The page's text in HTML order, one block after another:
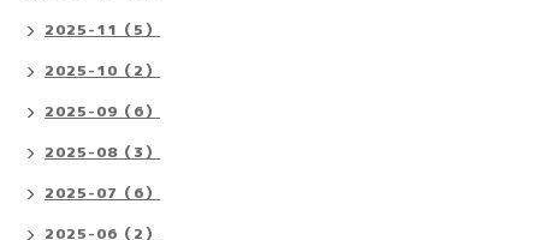
2025-11（5）
2025-10（2）
2025-09（6）
2025-08（3）
2025-07（6）
2025-06（2）